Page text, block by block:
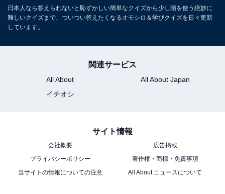
日本人なら答えられないと恥ずかしい簡単なクイズから少し頭を使う絶妙に
難しいクイズまで、ついつい答えたくなるオモシロ＆学びクイズを日々更新
しています。
関連サービス
All About
All About Japan
イチオシ
サイト情報
会社概要
広告掲載
プライバシーポリシー
著作権・商標・免責事項
当サイトの情報についての注意
All About ニュースについて